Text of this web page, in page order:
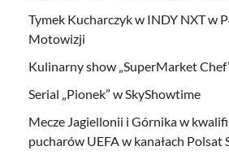
Tymek Kucharczyk w INDY NXT w
Motowizji
Kulinarny show „SuperMarket
Serial „Pionek” w SkyShowtime
Mecze Jagiellonii i Górnika w
pucharów UEFA w kanałach Polsat